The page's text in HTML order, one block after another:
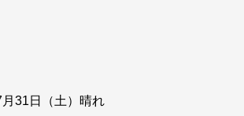
月31日（土）晴れ